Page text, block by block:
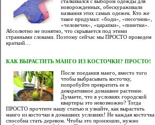
новорожденных, обескураживали
названия этих самых одежек. Кто же
такое придумал: «боди», «песочник»,
«человечек», «царапки», «пинетки».
Абсолютно не понятно, что скрывается под этими
странными словами. Поэтому сейчас мы ПРОСТО проведем
краткий…
КАК ВЫРАСТИТЬ МАНГО ИЗ КОСТОЧКИ? ПРОСТО!
После поедания манго, вместо того
чтобы выбрасывать косточку,
попробуйте превратить ее в
декоративное домашнее растение.
Думаете, что в условиях городской
квартиры это невозможно? Тогда
ПРОСТО прочтите нашу статью и узнайте, как вырастить
манго из косточки в домашних условиях! Не каждая косточка
способна стать деревом. Чтобы это произошло, нужно